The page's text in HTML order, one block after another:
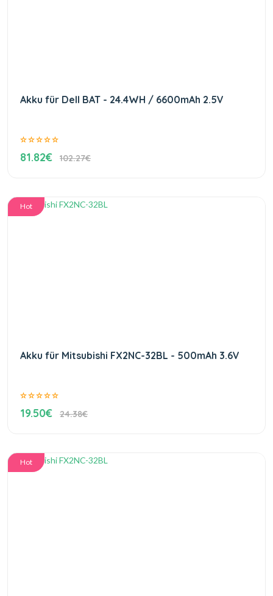
Akku für Dell BAT - 24.4WH / 6600mAh 2.5V
81.82€ 102.27€
Hot
Akku für Mitsubishi FX2NC-32BL - 500mAh 3.6V
19.50€ 24.38€
Hot